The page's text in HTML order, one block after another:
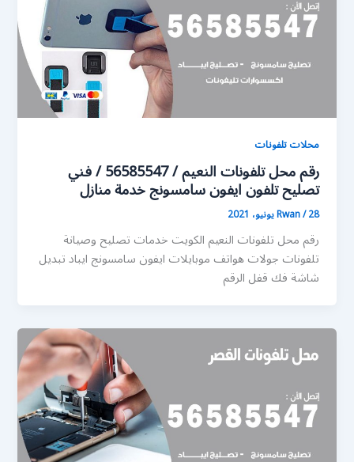
محلات تلفونات
رقم محل تلفونات النعيم / 56585547 / فني
تصليح تلفون ايفون سامسونج خدمة منازل
Rwan/28 يونيو، 2021
رقم محل تلفونات النعيم الكويت خدمات تصليح وصيانة
تلفونات جولات هواتف موبايلات ايفون سامسونج ايباد تبديل
شاشة فك قفل الرقم